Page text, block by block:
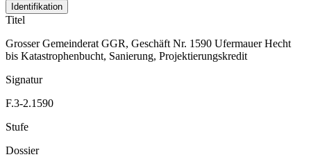
Identifikation
Titel
Grosser Gemeinderat GGR, Geschäft Nr. 1590 Ufermauer Hecht
bis Katastrophenbucht, Sanierung, Projektierungskredit
Signatur
F.3-2.1590
Stufe
Dossier